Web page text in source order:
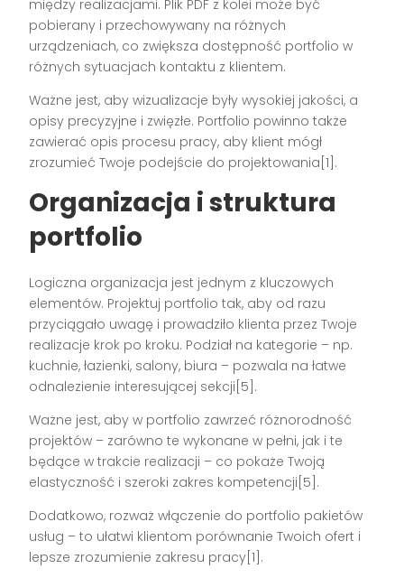
między realizacjami. Plik PDF z kolei może być
pobierany i przechowywany na różnych
urządzeniach, co zwiększa dostępność portfolio w
różnych sytuacjach kontaktu z klientem.
Ważne jest, aby wizualizacje były wysokiej jakości, a
opisy precyzyjne i zwięzłe. Portfolio powinno także
zawierać opis procesu pracy, aby klient mógł
zrozumieć Twoje podejście do projektowania[1].
Organizacja i struktura
portfolio
Logiczna organizacja jest jednym z kluczowych
elementów. Projektuj portfolio tak, aby od razu
przyciągało uwagę i prowadziło klienta przez Twoje
realizacje krok po kroku. Podział na kategorie – np.
kuchnie, łazienki, salony, biura – pozwala na łatwe
odnalezienie interesującej sekcji[5].
Ważne jest, aby w portfolio zawrzeć różnorodność
projektów – zarówno te wykonane w pełni, jak i te
będące w trakcie realizacji – co pokaże Twoją
elastyczność i szeroki zakres kompetencji[5].
Dodatkowo, rozważ włączenie do portfolio pakietów
usług – to ułatwi klientom porównanie Twoich ofert i
lepsze zrozumienie zakresu pracy[1].